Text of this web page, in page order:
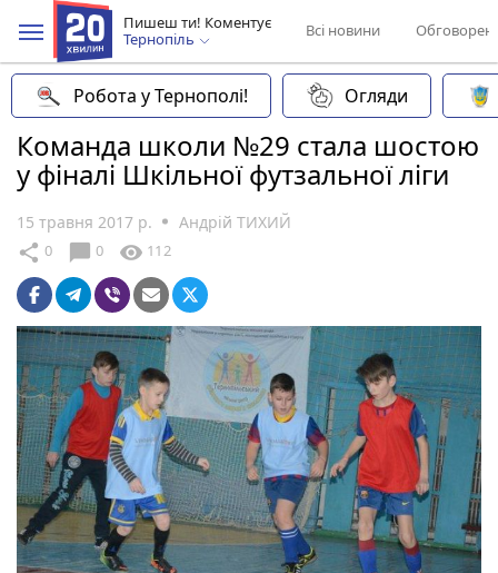
Пишеш ти! Коментує
Тернопіль
Всі новини
Робота у Тернополі! Огляди
Команда школи №29 стала шостою
у фіналі Шкільної футзальної ліги
15 травня 2017 р. Андрій ТИХИЙ
share 0 chat_bubble 0 visibility 112